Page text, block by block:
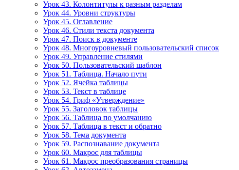
Урок 43. Колонтитулы к разным разделам
Урок 44. Уровни структуры
Урок 45. Оглавление
Урок 46. Стили текста документа
Урок 47. Поиск в документе
Урок 48. Многоуровневый пользовательский список
Урок 49. Управление стилями
Урок 50. Пользовательский шаблон
Урок 51. Таблица. Начало пути
Урок 52. Ячейка таблицы
Урок 53. Текст в таблице
Урок 54. Гриф «Утверждение»
Урок 55. Заголовок таблицы
Урок 56. Таблица по умолчанию
Урок 57. Таблица в текст и обратно
Урок 58. Тема документа
Урок 59. Распознавание документа
Урок 60. Макрос для таблицы
Урок 61. Макрос преобразования страницы